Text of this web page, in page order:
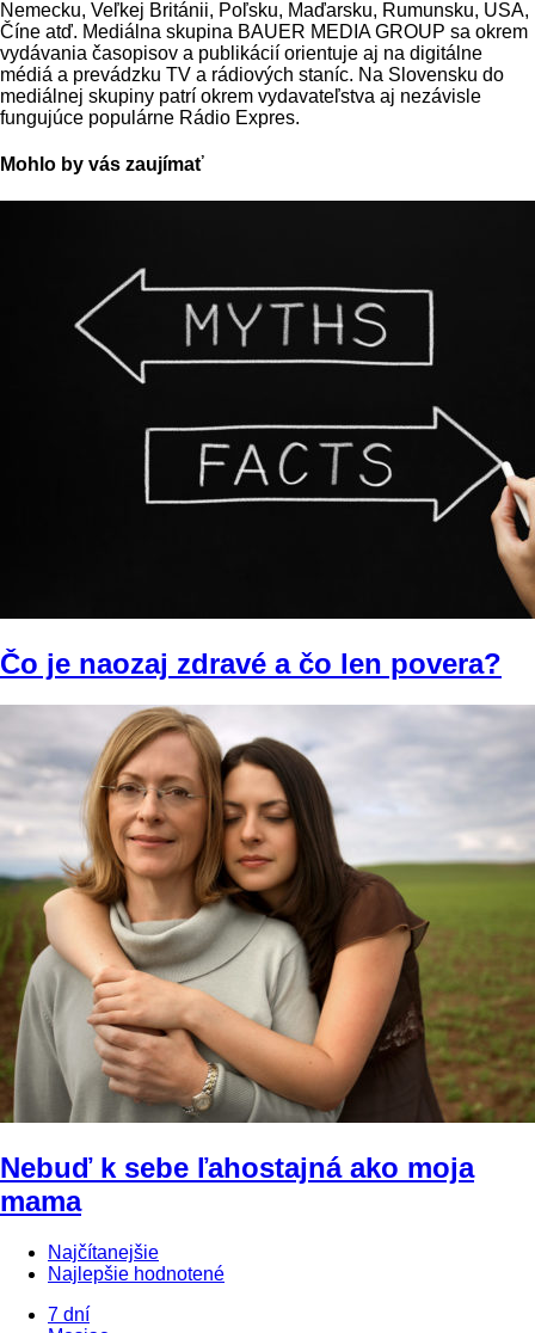
Nemecku, Veľkej Británii, Poľsku, Maďarsku, Rumunsku, USA,
Číne atď. Mediálna skupina BAUER MEDIA GROUP sa okrem
vydávania časopisov a publikácií orientuje aj na digitálne
médiá a prevádzku TV a rádiových staníc. Na Slovensku do
mediálnej skupiny patrí okrem vydavateľstva aj nezávisle
fungujúce populárne Rádio Expres.
Mohlo by vás zaujímať
Čo je naozaj zdravé a čo len povera?
Nebuď k sebe ľahostajná ako moja
mama
Najčítanejšie
Najlepšie hodnotené
7 dní